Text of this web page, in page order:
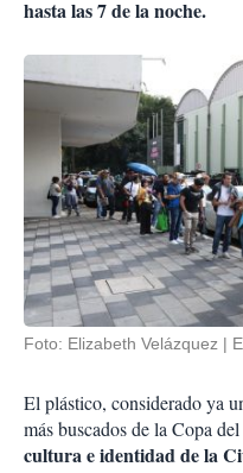
hasta las 7 de la noche.
Foto: Elizabeth Velázquez |
El plástico, considerado ya
más buscados de la Copa
cultura e identidad de la